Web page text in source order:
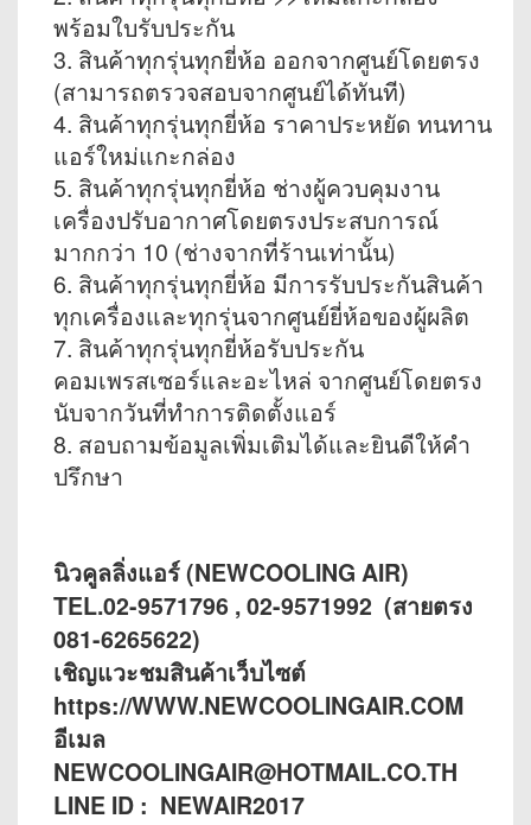
พร้อมใบรับประกัน
3. สินค้าทุกรุ่นทุกยี่ห้อ ออกจากศูนย์โดยตรง
(สามารถตรวจสอบจากศูนย์ได้ทันที)
4. สินค้าทุกรุ่นทุกยี่ห้อ ราคาประหยัด ทนทาน
แอร์ใหม่แกะกล่อง
5. สินค้าทุกรุ่นทุกยี่ห้อ ช่างผู้ควบคุมงาน
เครื่องปรับอากาศโดยตรงประสบการณ์
มากกว่า 10 (ช่างจากที่ร้านเท่านั้น)
6. สินค้าทุกรุ่นทุกยี่ห้อ มีการรับประกันสินค้า
ทุกเครื่องและทุกรุ่นจากศูนย์ยี่ห้อของผู้ผลิต
7. สินค้าทุกรุ่นทุกยี่ห้อรับประกัน
คอมเพรสเซอร์และอะไหล่ จากศูนย์โดยตรง
นับจากวันที่ทำการติดตั้งแอร์
8. สอบถามข้อมูลเพิ่มเติมได้และยินดีให้คำ
ปรึกษา
นิวคูลลิ่งแอร์ (NEWCOOLING AIR)
TEL.02-9571796 , 02-9571992 (สายตรง
081-6265622)
เชิญแวะชมสินค้าเว็บไซต์
https://WWW.NEWCOOLINGAIR.COM
อีเมล
NEWCOOLINGAIR@HOTMAIL.CO.TH
LINE ID : NEWAIR2017